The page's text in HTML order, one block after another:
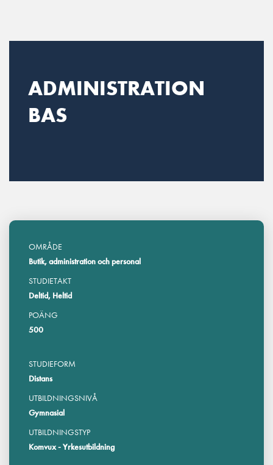
ADMINISTRATION
BAS
OMRÅDE
Butik, administration och personal
STUDIETAKT
Deltid, Heltid
POÄNG
500
STUDIEFORM
Distans
UTBILDNINGSNIVÅ
Gymnasial
UTBILDNINGSTYP
Komvux - Yrkesutbildning